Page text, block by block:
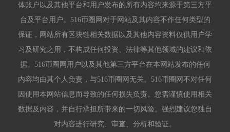
体账户以及其他平台和用户发布的所有内容均来源于第三方平
台及平台用户。516币圈网对于网站及其内容不作任何类型的
保证，网站所有区块链相关数据以及其他内容资料仅供用户学
习及研究之用，不构成任何投资、法律等其他领域的建议和依
据。516币圈网用户以及其他第三方平台在本网站发布的任何
内容均由其个人负责，与516币圈网无关。516币圈网不对任何
因使用本网站信息而导致的任何损失负责。您需谨慎使用相关
数据及内容，并自行承担所带来的一切风险。强烈建议您独自
对内容进行研究、审查、分析和验证。